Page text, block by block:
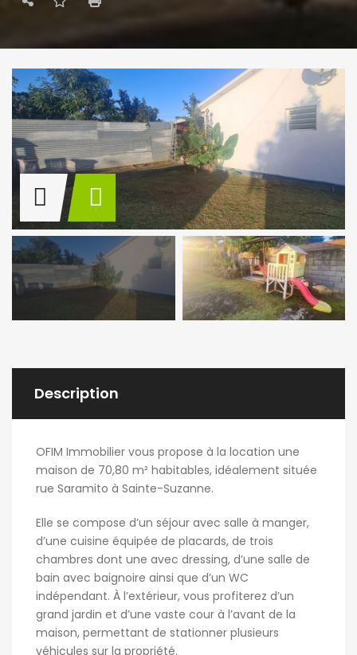
Description
OFIM Immobilier vous propose à la location une
maison de 70,80 m² habitables, idéalement située
rue Saramito à Sainte-Suzanne.
Elle se compose d’un séjour avec salle à manger,
d’une cuisine équipée de placards, de trois
chambres dont une avec dressing, d’une salle de
bain avec baignoire ainsi que d’un WC
indépendant. À l’extérieur, vous profiterez d’un
grand jardin et d’une vaste cour à l’avant de la
maison, permettant de stationner plusieurs
véhicules sur la propriété.